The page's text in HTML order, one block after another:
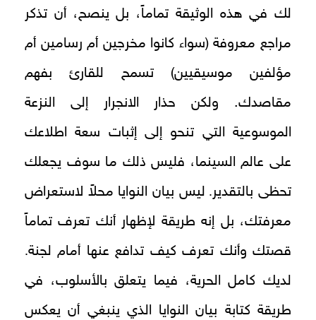
لك في هذه الوثيقة تماماً، بل ينصح، أن تذكر
مراجع معروفة (سواء كانوا مخرجين أم رسامين أم
مؤلفين موسيقيين) تسمح للقارئ بفهم
مقاصدك. ولكن حذار الانجرار إلى النزعة
الموسوعية التي تنحو إلى إثبات سعة اطلاعك
على عالم السينما، فليس ذلك ما سوف يجعلك
تحظى بالتقدير. ليس بيان النوايا محلاً لاستعراض
معرفتك، بل إنه طريقة لإظهار أنك تعرف تماماً
قصتك وأنك تعرف كيف تدافع عنها أمام لجنة.
لديك كامل الحرية، فيما يتعلق بالأسلوب، في
طريقة كتابة بيان النوايا الذي ينبغي أن يعكس